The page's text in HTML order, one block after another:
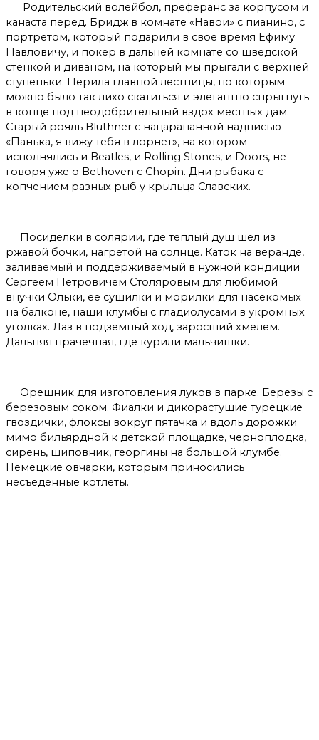
Родительский волейбол, преферанс за корпусом и
канаста перед. Бридж в комнате «Навои» с пианино, с
портретом, который подарили в свое время Ефиму
Павловичу, и покер в дальней комнате со шведской
стенкой и диваном, на который мы прыгали с верхней
ступеньки. Перила главной лестницы, по которым
можно было так лихо скатиться и элегантно спрыгнуть
в конце под неодобрительный вздох местных дам.
Старый рояль Bluthner с нацарапанной надписью
«Панька, я вижу тебя в лорнет», на котором
исполнялись и Beatles, и Rolling Stones, и Doors, не
говоря уже о Bethoven с Chopin. Дни рыбака с
копчением разных рыб у крыльца Славских.
Посиделки в солярии, где теплый душ шел из
ржавой бочки, нагретой на солнце. Каток на веранде,
заливаемый и поддерживаемый в нужной кондиции
Сергеем Петровичем Столяровым для любимой
внучки Ольки, ее сушилки и морилки для насекомых
на балконе, наши клумбы с гладиолусами в укромных
уголках. Лаз в подземный ход, заросший хмелем.
Дальняя прачечная, где курили мальчишки.
Орешник для изготовления луков в парке. Березы с
березовым соком. Фиалки и дикорастущие турецкие
гвоздички, флоксы вокруг пятачка и вдоль дорожки
мимо бильярдной к детской площадке, черноплодка,
сирень, шиповник, георгины на большой клумбе.
Немецкие овчарки, которым приносились
несъеденные котлеты.